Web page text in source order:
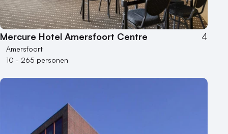
Mercure Hotel Amersfoort Centre 4
Amersfoort
10 - 265 personen